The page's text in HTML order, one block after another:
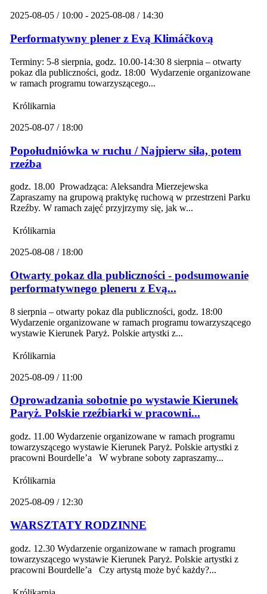
2025-08-05 / 10:00 - 2025-08-08 / 14:30
Performatywny plener z Evą Klimáčkovą
Terminy: 5-8 sierpnia, godz. 10.00-14:30 8 sierpnia – otwarty
pokaz dla publiczności, godz. 18:00 Wydarzenie organizowane
w ramach programu towarzyszącego...
Królikarnia
2025-08-07 / 18:00
Popołudniówka w ruchu / Najpierw siła, potem
rzeźba
godz. 18.00 Prowadząca: Aleksandra Mierzejewska
Zapraszamy na grupową praktykę ruchową w przestrzeni Parku
Rzeźby. W ramach zajęć przyjrzymy się, jak w...
Królikarnia
2025-08-08 / 18:00
Otwarty pokaz dla publiczności - podsumowanie
performatywnego pleneru z Evą...
8 sierpnia – otwarty pokaz dla publiczności, godz. 18:00
Wydarzenie organizowane w ramach programu towarzyszącego
wystawie Kierunek Paryż. Polskie artystki z...
Królikarnia
2025-08-09 / 11:00
Oprowadzania sobotnie po wystawie Kierunek
Paryż. Polskie rzeźbiarki w pracowni...
godz. 11.00 Wydarzenie organizowane w ramach programu
towarzyszącego wystawie Kierunek Paryż. Polskie artystki z
pracowni Bourdelle’a W wybrane soboty zapraszamy...
Królikarnia
2025-08-09 / 12:30
WARSZTATY RODZINNE
godz. 12.30 Wydarzenie organizowane w ramach programu
towarzyszącego wystawie Kierunek Paryż. Polskie artystki z
pracowni Bourdelle’a Czy artystą może być każdy?...